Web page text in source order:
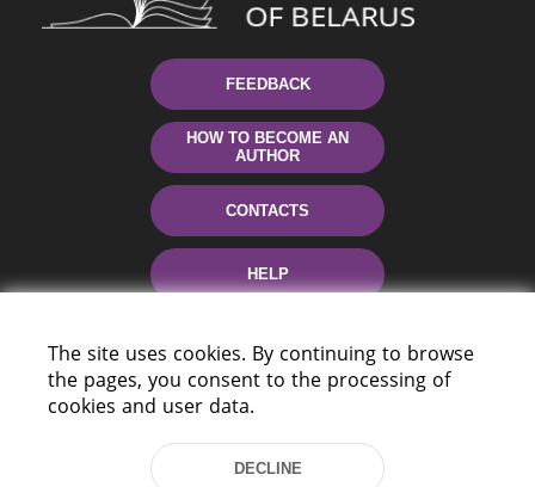
FEEDBACK
HOW TO BECOME AN
AUTHOR
CONTACTS
HELP
The site uses cookies. By continuing to browse
the pages, you consent to the processing of
cookies and user data.
DECLINE